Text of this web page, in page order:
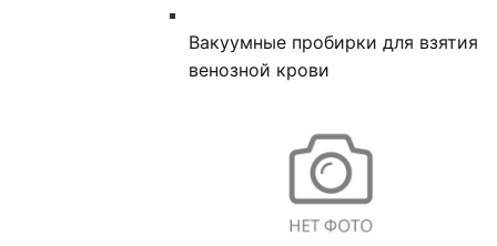
Вакуумные пробирки для взятия
венозной крови